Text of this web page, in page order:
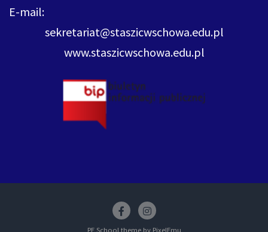
E-mail:
sekretariat@staszicwschowa.edu.pl
www.staszicwschowa.edu.pl
Facebookinsstagram
PE School theme by PixelEmu